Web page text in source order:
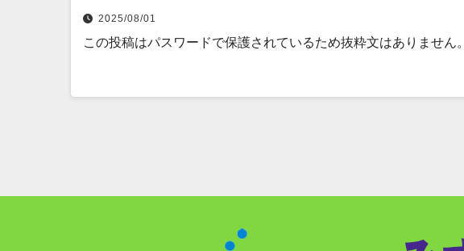
2025/08/01
この投稿はパスワードで保護されているため抜粋文はありません。